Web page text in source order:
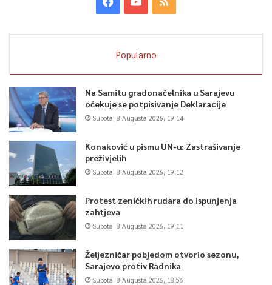
Popularno
Na Samitu gradonačelnika u Sarajevu
očekuje se potpisivanje Deklaracije
Subota, 8 Augusta 2026, 19:14
Konaković u pismu UN-u: Zastrašivanje
preživjelih
Subota, 8 Augusta 2026, 19:12
Protest zeničkih rudara do ispunjenja
zahtjeva
Subota, 8 Augusta 2026, 19:11
Željezničar pobjedom otvorio sezonu,
Sarajevo protiv Radnika
Subota, 8 Augusta 2026, 18:56